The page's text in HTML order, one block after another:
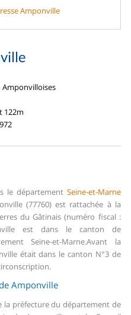
Amponville
122m
le département Seine-et-Marne
(77760) est rattachée à la
du Gâtinais (numéro fiscal :
est dans le canton de
Seine-et-Marne.Avant la
était dans le canton N°3 de
Amponville
la préfecture du département de